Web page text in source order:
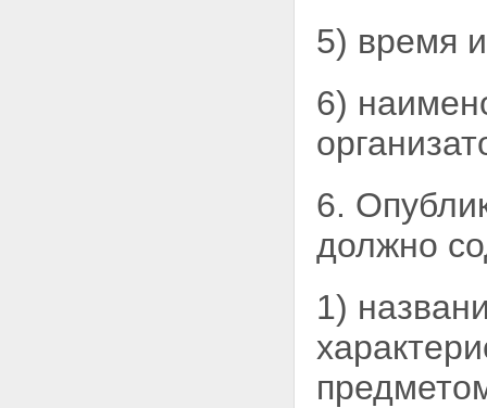
5) время
6)
6.
должно
1)